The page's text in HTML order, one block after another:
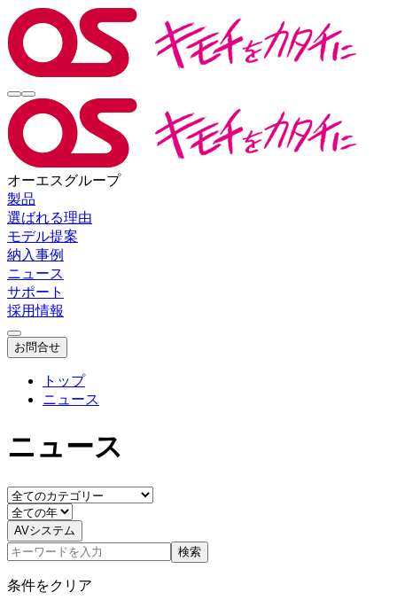
オーエスグループ
製品
選ばれる理由
モデル提案
納入事例
ニュース
サポート
採用情報
お問合せ
トップ
ニュース
ニュース
AVシステム
検索
条件をクリア